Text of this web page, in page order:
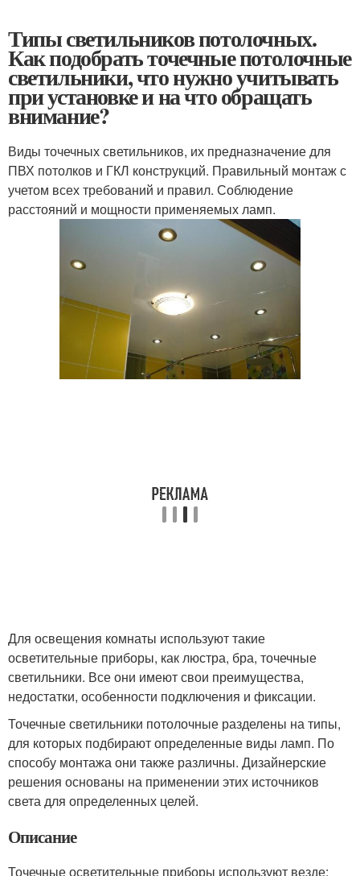
Типы светильников потолочных.
Как подобрать точечные потолочные
светильники, что нужно учитывать
при установке и на что обращать
внимание?
Виды точечных светильников, их предназначение для
ПВХ потолков и ГКЛ конструкций. Правильный монтаж с
учетом всех требований и правил. Соблюдение
расстояний и мощности применяемых ламп.
Для освещения комнаты используют такие
осветительные приборы, как люстра, бра, точечные
светильники. Все они имеют свои преимущества,
недостатки, особенности подключения и фиксации.
Точечные светильники потолочные разделены на типы,
для которых подбирают определенные виды ламп. По
способу монтажа они также различны. Дизайнерские
решения основаны на применении этих источников
света для определенных целей.
Описание
Точечные осветительные приборы используют везде: